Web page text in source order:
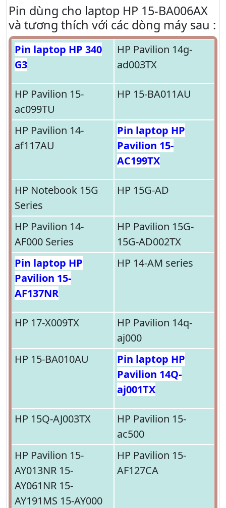
Pin dùng cho laptop HP 15-BA006AX
và tương thích với các dòng máy sau :
Pin laptop HP 340
G3
HP Pavilion 14g-
ad003TX
HP Pavilion 15-
ac099TU
HP 15-BA011AU
HP Pavilion 14-
af117AU
Pin laptop HP
Pavilion 15-
AC199TX
HP Notebook 15G
Series
HP 15G-AD
HP Pavilion 14-
AF000 Series
HP Pavilion 15G-
15G-AD002TX
Pin laptop HP
Pavilion 15-
AF137NR
HP 14-AM series
HP 17-X009TX
HP Pavilion 14q-
aj000
HP 15-BA010AU
Pin laptop HP
Pavilion 14Q-
aj001TX
HP 15Q-AJ003TX
HP Pavilion 15-
ac500
HP Pavilion 15-
AY013NR 15-
AY061NR 15-
AY191MS 15-AY000
HP Pavilion 15-
AF127CA